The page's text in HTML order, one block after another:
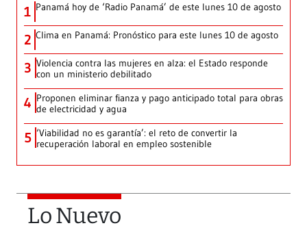
1 Panamá hoy de ‘Radio Panamá’ de este lunes 10 de agosto
2 Clima en Panamá: Pronóstico para este lunes 10 de agosto
3 Violencia contra las mujeres en alza: el Estado responde
con un ministerio debilitado
4 Proponen eliminar fianza y pago anticipado total para obras
de electricidad y agua
5 ‘Viabilidad no es garantía’: el reto de convertir la
recuperación laboral en empleo sostenible
Lo Nuevo